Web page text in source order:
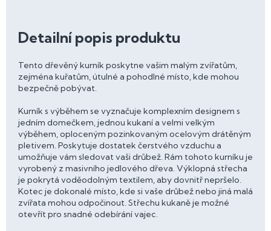
Detailní popis produktu
Tento dřevěný kurník poskytne vašim malým zvířatům,
zejména kuřatům, útulné a pohodlné místo, kde mohou
bezpečně pobývat.
Kurník s výběhem se vyznačuje komplexním designem s
jedním domečkem, jednou kukaní a velmi velkým
výběhem, oploceným pozinkovaným ocelovým drátěným
pletivem. Poskytuje dostatek čerstvého vzduchu a
umožňuje vám sledovat vaši drůbež. Rám tohoto kurníku je
vyrobený z masivního jedlového dřeva. Výklopná střecha
je pokrytá voděodolným textilem, aby dovnitř nepršelo.
Kotec je dokonalé místo, kde si vaše drůbež nebo jiná malá
zvířata mohou odpočinout. Střechu kukaně je možné
otevřít pro snadné odebírání vajec.